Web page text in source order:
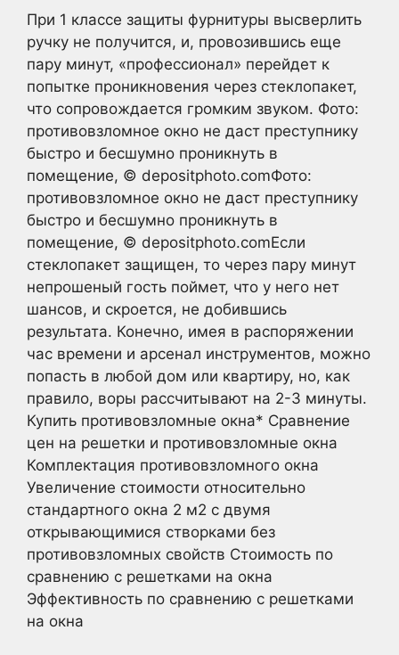
При 1 классе защиты фурнитуры высверлить
ручку не получится, и, провозившись еще
пару минут, «профессионал» перейдет к
попытке проникновения через стеклопакет,
что сопровождается громким звуком. Фото:
противовзломное окно не даст преступнику
быстро и бесшумно проникнуть в
помещение, © depositphoto.comФото:
противовзломное окно не даст преступнику
быстро и бесшумно проникнуть в
помещение, © depositphoto.comЕсли
стеклопакет защищен, то через пару минут
непрошеный гость поймет, что у него нет
шансов, и скроется, не добившись
результата. Конечно, имея в распоряжении
час времени и арсенал инструментов, можно
попасть в любой дом или квартиру, но, как
правило, воры рассчитывают на 2-3 минуты.
Купить противовзломные окна* Сравнение
цен на решетки и противовзломные окна
Комплектация противовзломного окна
Увеличение стоимости относительно
стандартного окна 2 м2 с двумя
открывающимися створками без
противовзломных свойств Стоимость по
сравнению с решетками на окна
Эффективность по сравнению с решетками
на окна